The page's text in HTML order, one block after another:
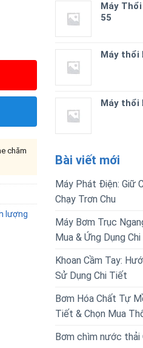
Máy
55
Máy thổi
Máy thổi
Bài viết mới
Máy Phát Điện: Giữ
Chạy Trơn Chu
Máy Bơm Trục
Mua & Ứng Dụng
Khoan Cầm Tay:
Sử Dụng Chi Tiết
Bơm Hóa Chất Tự
Tiết & Chọn Mua
Bơm chìm nước thải
chăm
lượng